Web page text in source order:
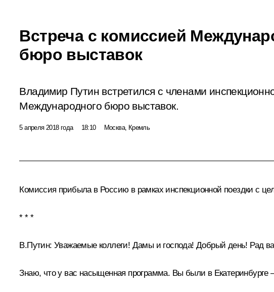
Встреча с комиссией
бюро выставок
Владимир Путин встретился с членами
Международного бюро выставок.
5 апреля 2018 года 18:10 Москва, Кремль
Комиссия прибыла в Россию в рамках инспекционной поездки с
* * *
В.Путин: Уважаемые коллеги! Дамы и господа! Добрый день! Рад
Знаю, что у вас насыщенная программа. Вы были в Екатеринбурге